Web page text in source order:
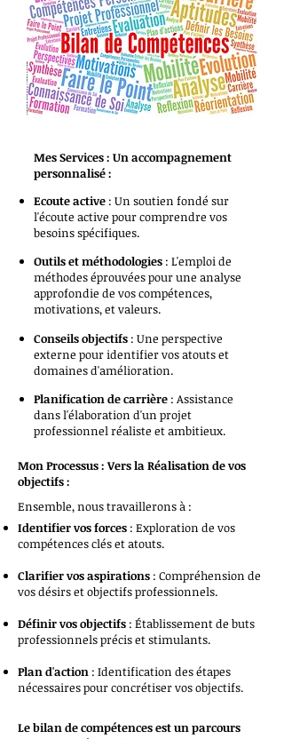
Mes Services : Un accompagnement
personnalisé :
Ecoute active : Un soutien fondé sur
l'écoute active pour comprendre vos
besoins spécifiques.
Outils et méthodologies : L'emploi de
méthodes éprouvées pour une analyse
approfondie de vos compétences,
motivations, et valeurs.
Conseils objectifs : Une perspective
externe pour identifier vos atouts et
domaines d'amélioration.
Planification de carrière : Assistance
dans l'élaboration d'un projet
professionnel réaliste et ambitieux.
Mon Processus : Vers la Réalisation de vos
objectifs :
Ensemble, nous travaillerons à :
Identifier vos forces : Exploration de vos
compétences clés et atouts.
Clarifier vos aspirations : Compréhension de
vos désirs et objectifs professionnels.
Définir vos objectifs : Établissement de buts
professionnels précis et stimulants.
Plan d'action : Identification des étapes
nécessaires pour concrétiser vos objectifs.
Le bilan de compétences est un parcours